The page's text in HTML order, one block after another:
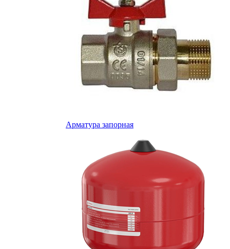
Арматура запорная